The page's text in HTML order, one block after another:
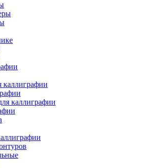
каллиграфии
каллиграфии